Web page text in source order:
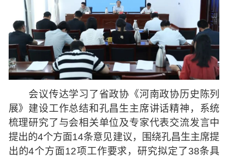
会议传达学习了省政协《河南政协历史陈列
展》建设工作总结和孔昌生主席讲话精神，系统
梳理研究了与会相关单位及专家代表交流发言中
提出的4个方面14条意见建议，围绕孔昌生主席提
出的4个方面12项工作要求，研究拟定了38条具